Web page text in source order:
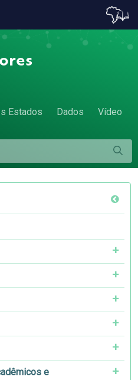
Sexo e idade
Estados Dados Vídeo
e